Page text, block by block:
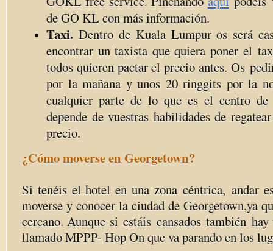
de GO KL con más información.
Taxi. Dentro de Kuala Lumpur os será
encontrar un taxista que quiera poner el
todos quieren pactar el precio antes. Os
por la mañana y unos 20 ringgits por la
cualquier parte de lo que es el centro
depende de vuestras habilidades de
precio.
¿Cómo moverse en Georgetown?
Si tenéis el hotel en una zona céntrica, andar
moverse y conocer la ciudad de Georgetown,ya
cercano. Aunque si estáis cansados también
llamado MPPP- Hop On que va parando en los